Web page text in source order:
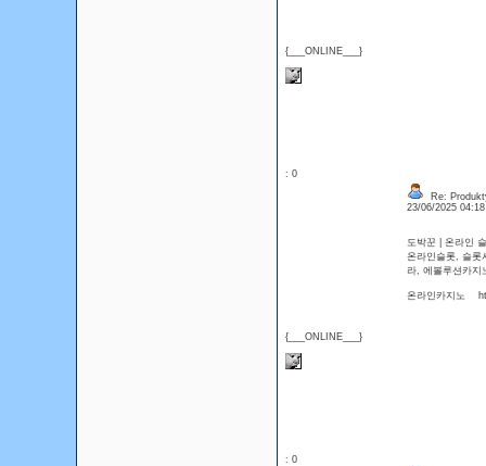
{___ONLINE___}
: 0
{___ONLINE___}
Re:
23/06/2025
도박꾼 | 온라인
온라인슬롯, 슬롯
라, 에볼루션카
온라인카지노
: 0